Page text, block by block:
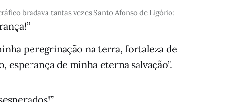
bradava tantas vezes Santo Afonso de Ligório:
peregrinação na terra, fortaleza de
de minha eterna salvação”.